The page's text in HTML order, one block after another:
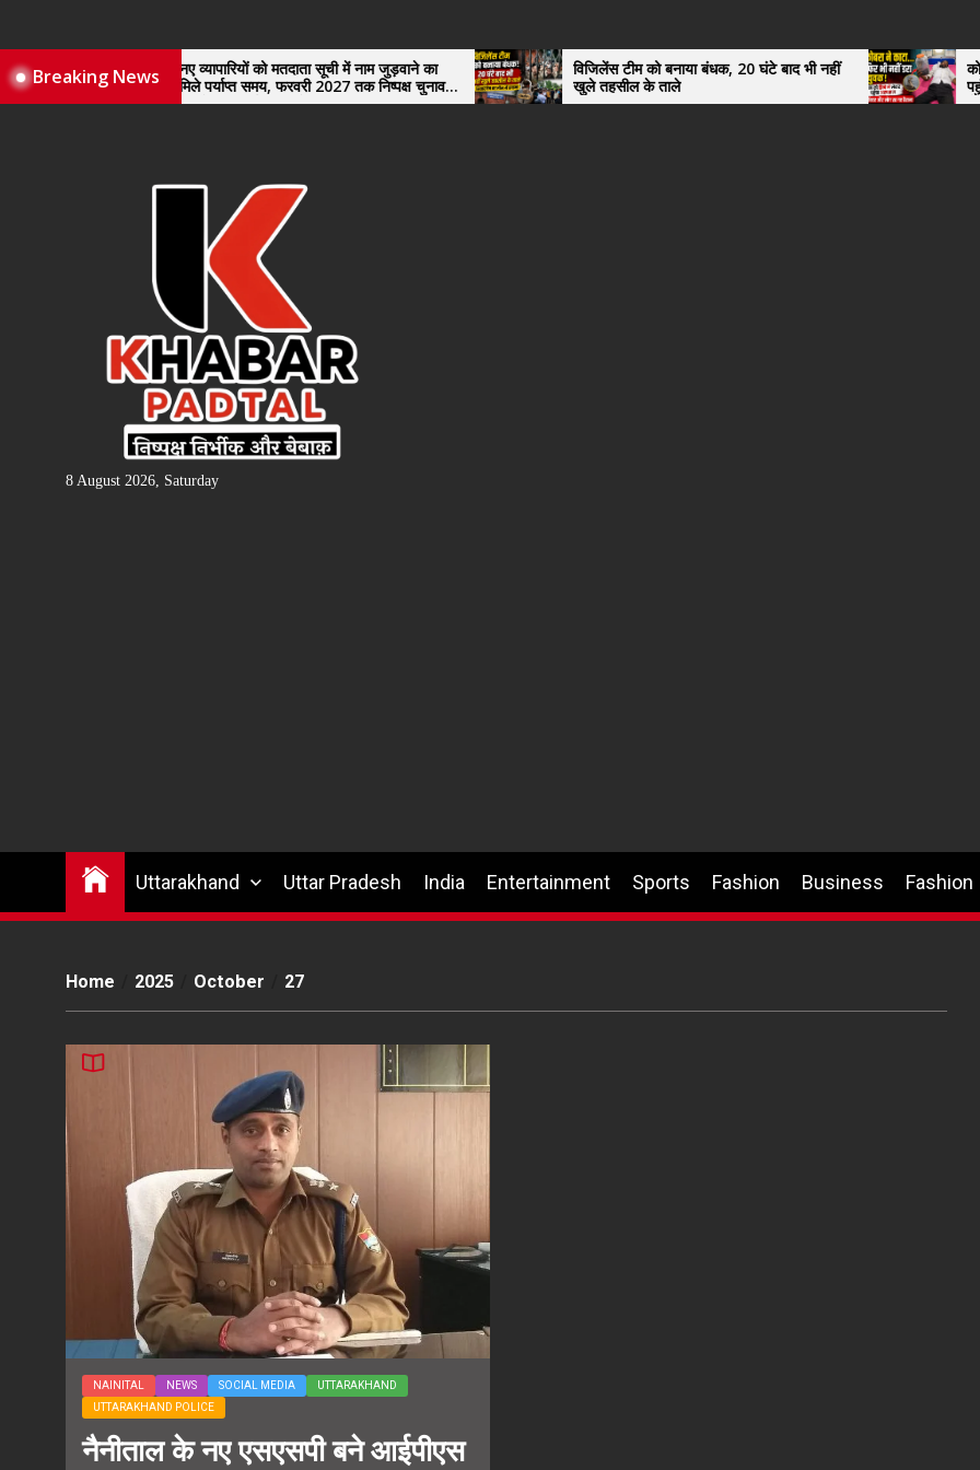
the
content
Breaking Newsनए व्यापारियों को मतदाता सूची में नाम जुड़वाने का
मिले पर्याप्त समय, फरवरी 2027 तक निष्पक्ष चुनाव
कराने की उठाई मांग, सौंपा ज्ञापन।
विजिलेंस टीम को बनाया बंधक, 20 घंटे बाद भी नहीं
खुले तहसील के ताले
कोबरा ने
पहुंचा युवक,
हैरान
8 August 2026, Saturday
Uttarakhand Uttar Pradesh India Entertainment Sports Fashion Business Fashion
Home 2025 October 27
NAINITAL NEWS SOCIAL MEDIA
UTTARAKHAND
UTTARAKHAND POLICE
नैनीताल के नए एसएसपी बने आईपीएस